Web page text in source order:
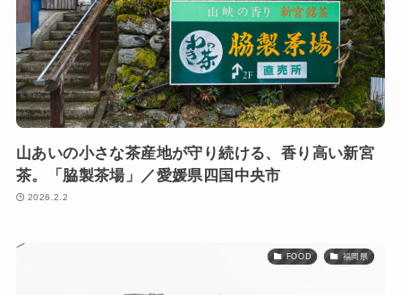
山あいの小さな茶産地が守り続ける、香り高い新宮
茶。「脇製茶場」／愛媛県四国中央市
2026.2.2
FOOD 福岡県